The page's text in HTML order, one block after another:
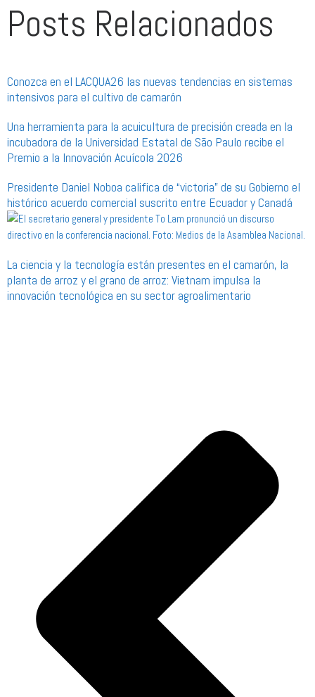
Posts Relacionados
Conozca en el LACQUA26 las nuevas tendencias en sistemas
intensivos para el cultivo de camarón
Una herramienta para la acuicultura de precisión creada en la
incubadora de la Universidad Estatal de São Paulo recibe el
Premio a la Innovación Acuícola 2026
Presidente Daniel Noboa califica de “victoria” de su Gobierno el
histórico acuerdo comercial suscrito entre Ecuador y Canadá
La ciencia y la tecnología están presentes en el camarón, la
planta de arroz y el grano de arroz: Vietnam impulsa la
innovación tecnológica en su sector agroalimentario